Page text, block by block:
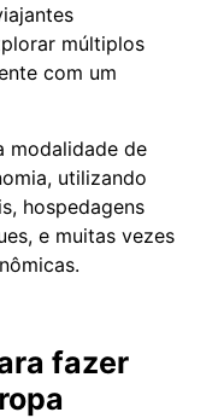
múltiplos
com um
modalidade de
utilizando
hospedagens
e muitas vezes
fazer